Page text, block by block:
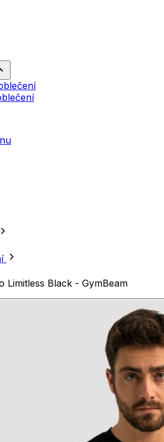
Limitless Black - GymBeam